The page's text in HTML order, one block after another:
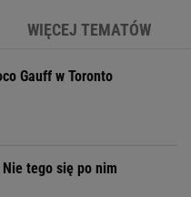
WIĘCEJ TEMATÓW
Gauff w Toronto
tego się po nim